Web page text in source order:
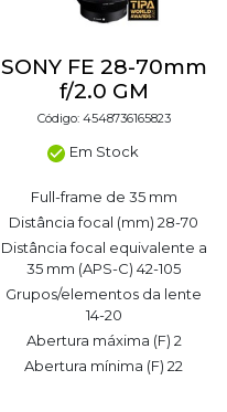
SONY FE 28-70mm
f/2.0 GM
Código: 4548736165823
Em Stock
Full-frame de 35 mm
Distância focal (mm) 28-70
Distância focal equivalente a
35 mm (APS-C) 42-105
Grupos/elementos da lente
14-20
Abertura máxima (F) 2
Abertura mínima (F) 22